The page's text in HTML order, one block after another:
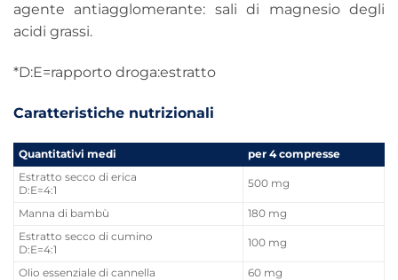
agente antiagglomerante: sali di magnesio degli
acidi grassi.
*D:E=rapporto droga:estratto
Caratteristiche nutrizionali
Quantitativi medi
per 4 compresse
Estratto secco di erica
D:E=4:1
500 mg
Manna di bambù
180 mg
Estratto secco di cumino
D:E=4:1
100 mg
Olio essenziale di cannella
60 mg